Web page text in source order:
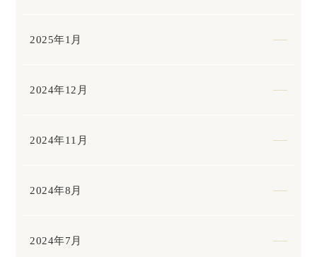
2025年1月
2024年12月
2024年11月
2024年8月
2024年7月